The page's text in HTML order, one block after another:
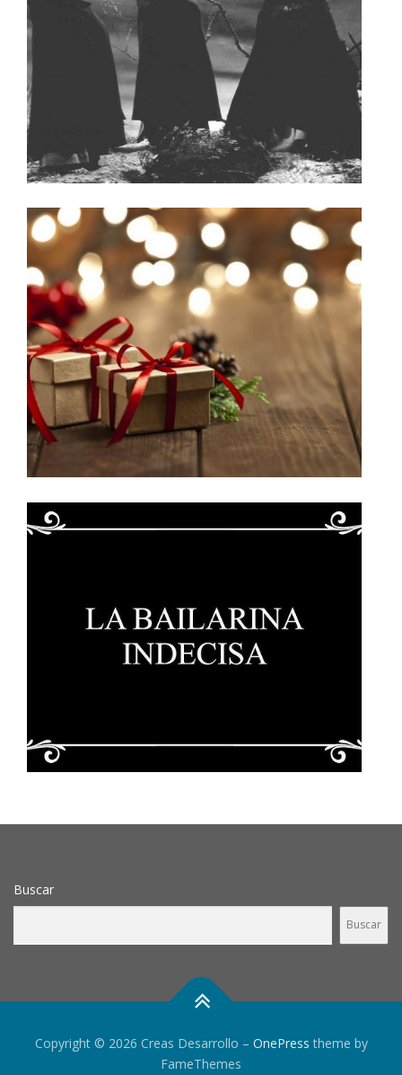
Buscar
Buscar
Copyright © 2026 Creas Desarrollo – OnePress theme by
FameThemes